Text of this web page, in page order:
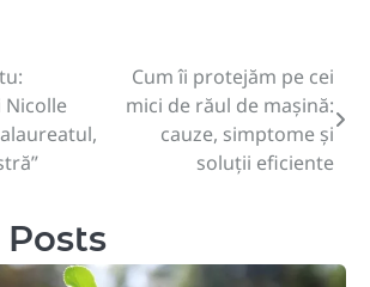
Nicolle
Cum îi protejăm pe cei
mici de răul de mașină:
cauze, simptome și
soluții eficiente